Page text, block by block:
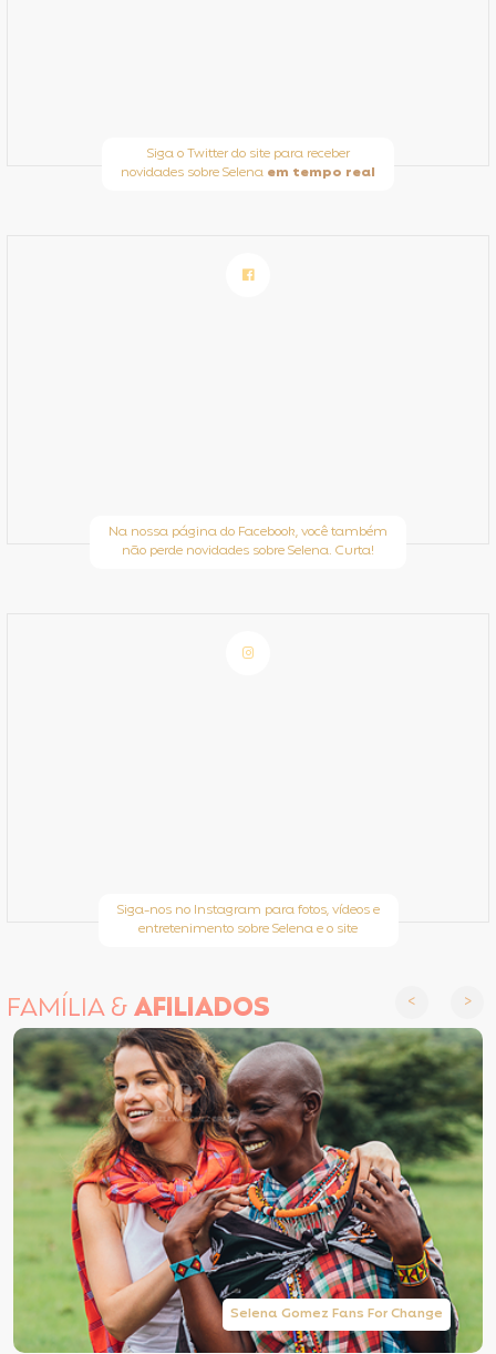
Siga o Twitter do site para receber
novidades sobre Selena em tempo real
Na nossa página do Facebook, você também
não perde novidades sobre Selena. Curta!
Siga-nos no Instagram para fotos, vídeos e
entretenimento sobre Selena e o site
FAMÍLIA &AFILIADOS
Selena Gomez Fans For Change